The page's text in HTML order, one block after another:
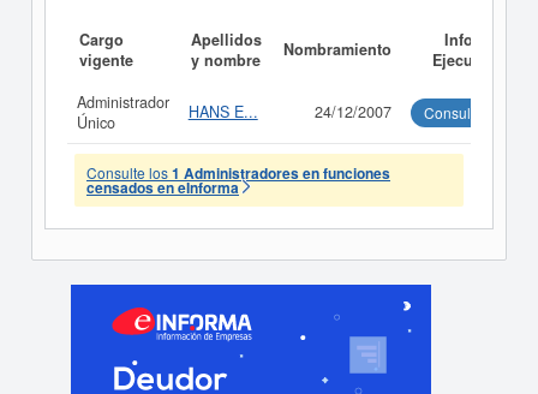
Cargo
vigente
Apellidos
y nombre
Nombramiento
Informe
Ejecutivo
Administrador
Único
HANS E... 24/12/2007 Consultar
Consulte los1 Administradores en funciones
censados en eInforma